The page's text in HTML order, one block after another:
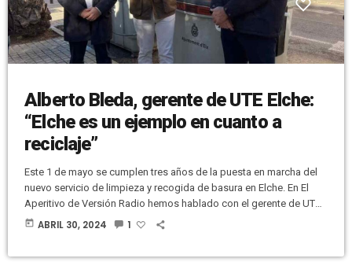
Alberto Bleda, gerente de UTE Elche:
“Elche es un ejemplo en cuanto a
reciclaje”
Este 1 de mayo se cumplen tres años de la puesta en marcha del
nuevo servicio de limpieza y recogida de basura en Elche. En El
Aperitivo de Versión Radio hemos hablado con el gerente de UTE
Elche, Alberto Bleda, quien ha destacado que el servicio está
today ABRIL 30, 2024 1